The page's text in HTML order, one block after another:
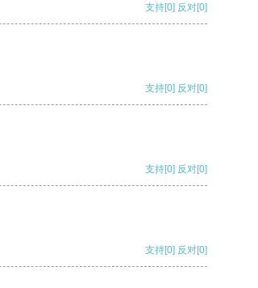
支持[0] 反对[0]
支持[0] 反对[0]
支持[0] 反对[0]
支持[0] 反对[0]